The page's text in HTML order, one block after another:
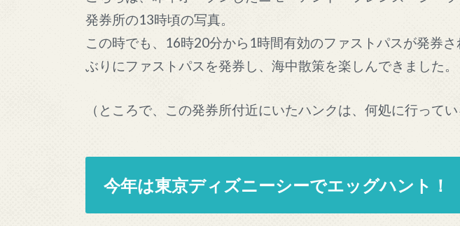
発券所の13時頃の写真。
この時でも、16時20分から1時間有効のファストパスが発券
ぶりにファストパスを発券し、海中散策を楽しんできました。
（ところで、この発券所付近にいたハンクは、何処に行ってい
今年は東京ディズニーシーでエッグハント！